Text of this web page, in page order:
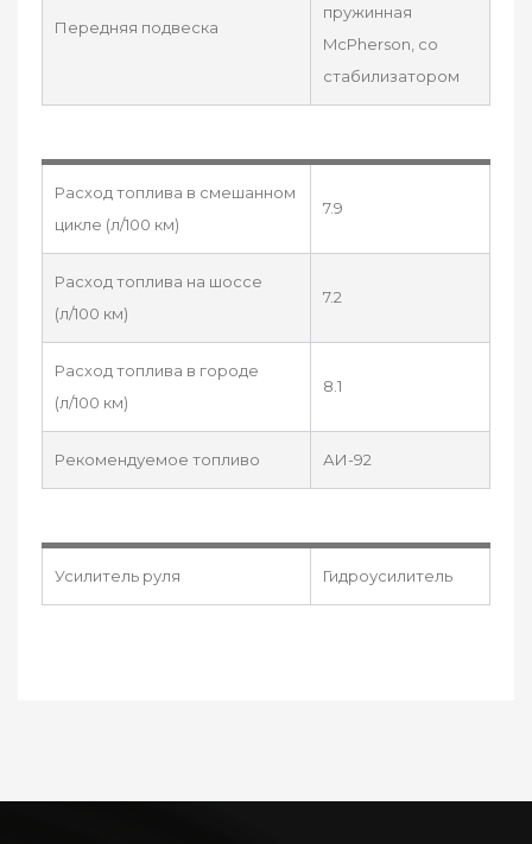
Передняя подвеска
пружинная
McPherson, со
стабилизатором
Расход топлива в смешанном
цикле (л/100 км)
7.9
Расход топлива на шоссе
(л/100 км)
7.2
Расход топлива в городе
(л/100 км)
8.1
Рекомендуемое топливо АИ-92
Усилитель руля Гидроусилитель